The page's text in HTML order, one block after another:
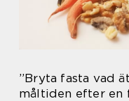
”Bryta fasta vad
måltiden efter en